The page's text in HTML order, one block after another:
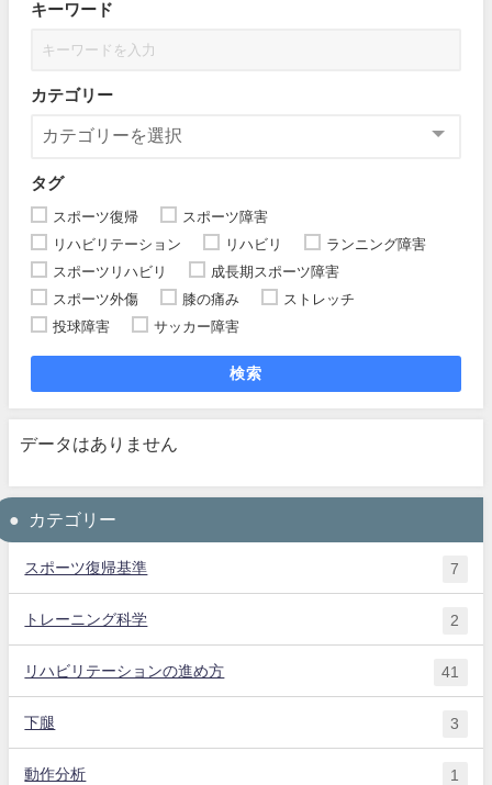
キーワード
カテゴリー
タグ
スポーツ復帰
スポーツ障害
リハビリテーション
リハビリ
ランニング障害
スポーツリハビリ
成長期スポーツ障害
スポーツ外傷
膝の痛み
ストレッチ
投球障害
サッカー障害
検索
データはありません
カテゴリー
スポーツ復帰基準 7
トレーニング科学 2
リハビリテーションの進め方 41
下腿 3
動作分析 1